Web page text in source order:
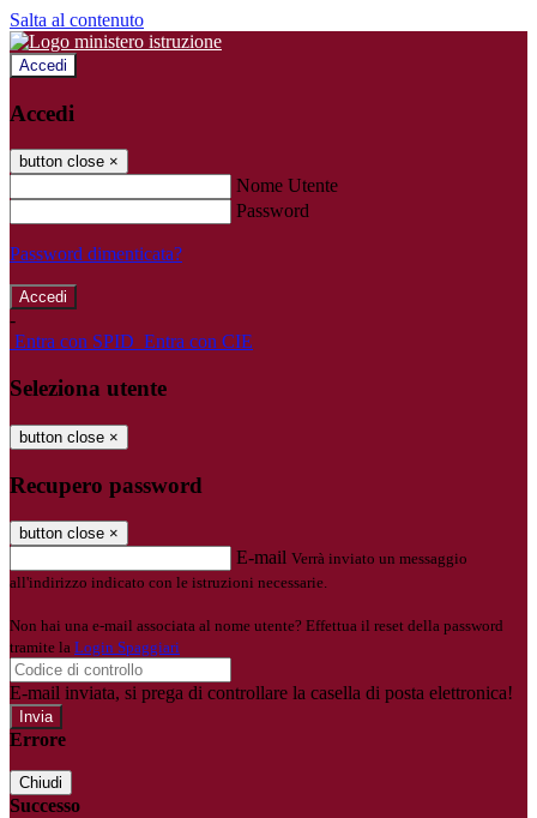
Salta al contenuto
Accedi
Accedi
button close ×
Nome Utente
Password
Password dimenticata?
-
Entra con SPID Entra con CIE
Seleziona utente
button close ×
Recupero password
button close ×
E-mail Verrà inviato un messaggio
all'indirizzo indicato con le istruzioni necessarie.
Non hai una e-mail associata al nome utente? Effettua il reset della password
tramite la Login Spaggiari
E-mail inviata, si prega di controllare la casella di posta elettronica!
Errore
Chiudi
Successo